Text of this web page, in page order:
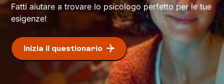
permetteranno diesprimerti con modalità
nuove.
Fatti aiutare a trovare lo psicologo perfetto per le tue
esigenze!
Inizia il questionario